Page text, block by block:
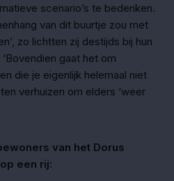
scenario’s te bedenken.
van dit buurtje zou met
zo lichtten zij destijds bij hun
gaat het om
die je eigenlijk helemaal niet
verhuizen om elders ‘weer
van het Dorus
een rij: